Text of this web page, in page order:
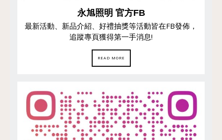
永旭照明 官方FB
最新活動、新品介紹、好禮抽獎等活動皆在FB發佈，
追蹤專頁獲得第一手消息!
READ MORE